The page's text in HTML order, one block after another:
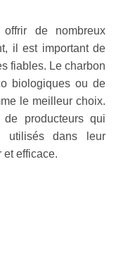
de nombreux
il est important de
fiables. Le charbon
biologiques ou de
le meilleur choix.
producteurs qui
utilisés dans leur
et efficace.